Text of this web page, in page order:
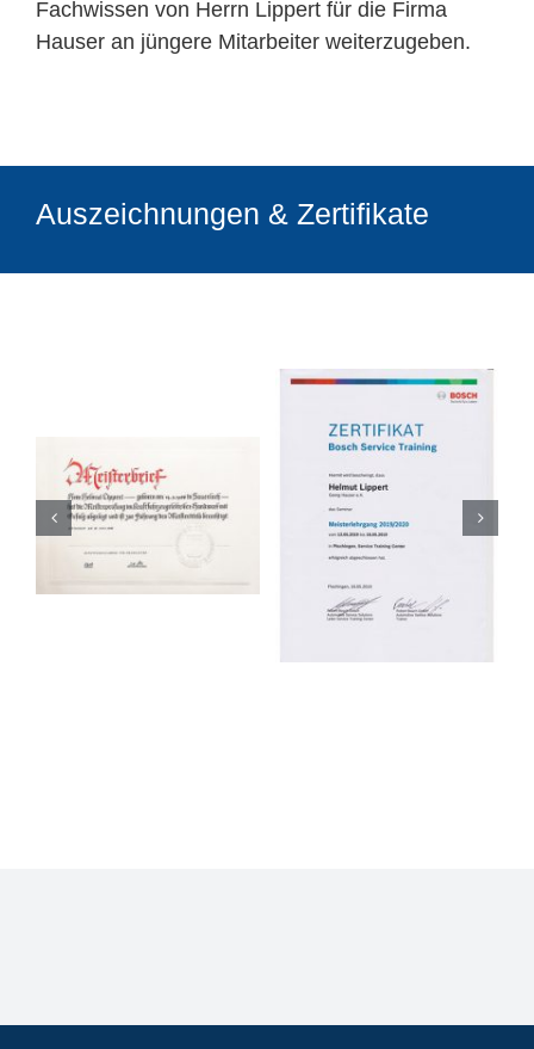
Fachwissen von Herrn Lippert für die Firma
Hauser an jüngere Mitarbeiter weiterzugeben.
Auszeichnungen & Zertifikate